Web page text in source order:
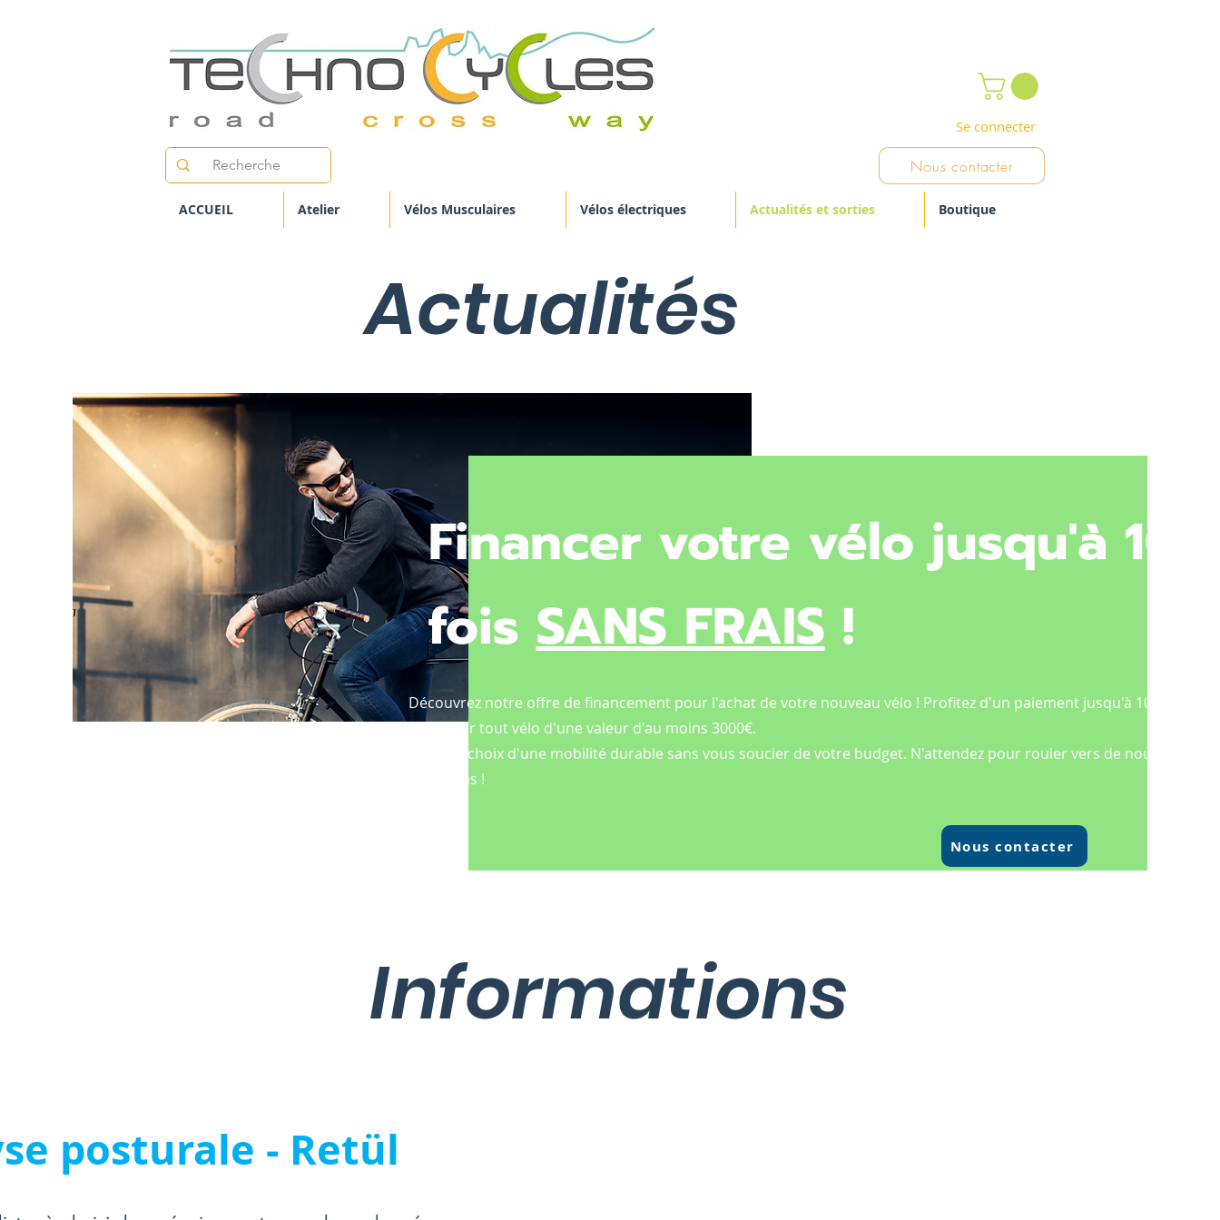
Se connecter
Nous contacter
ACCUEIL Atelier Vélos Musculaires Vélos électriques Actualités et sorties Boutique
Actualités
Financer votre vélo jusqu'à 10
foisSANS FRAIS!
Découvrez notre offre de financement pour l'achat de votre nouveau vélo ! Profitez d'un paiement jusqu'à 10 fois sans
frais pour tout vélo d'une valeur d'au moins 3000€.
Faites le choix d'une mobilité durable sans vous soucier de votre budget. N'attendez pour rouler vers de nouvelles
aventures !
Nous contacter
Informations
posturale - Retül